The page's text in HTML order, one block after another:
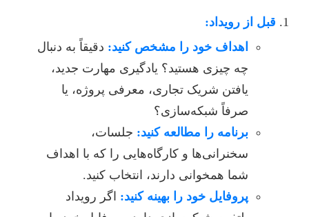
قبل از رویداد:
اهداف خود را مشخص کنید: دقیقاً به دنبال
چه چیزی هستید؟ یادگیری مهارت جدید،
یافتن شریک تجاری، معرفی پروژه، یا
صرفاً شبکه‌سازی؟
برنامه را مطالعه کنید: جلسات،
سخنرانی‌ها و کارگاه‌هایی را که با اهداف
شما همخوانی دارند، انتخاب کنید.
پروفایل خود را بهینه کنید: اگر رویداد